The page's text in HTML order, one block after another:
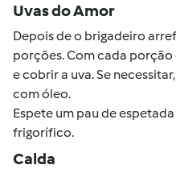
Uvas do Amor
Depois de o brigadeiro
porções. Com cada
e cobrir a uva. Se
com óleo.
Espete um pau de
frigorífico.
Calda